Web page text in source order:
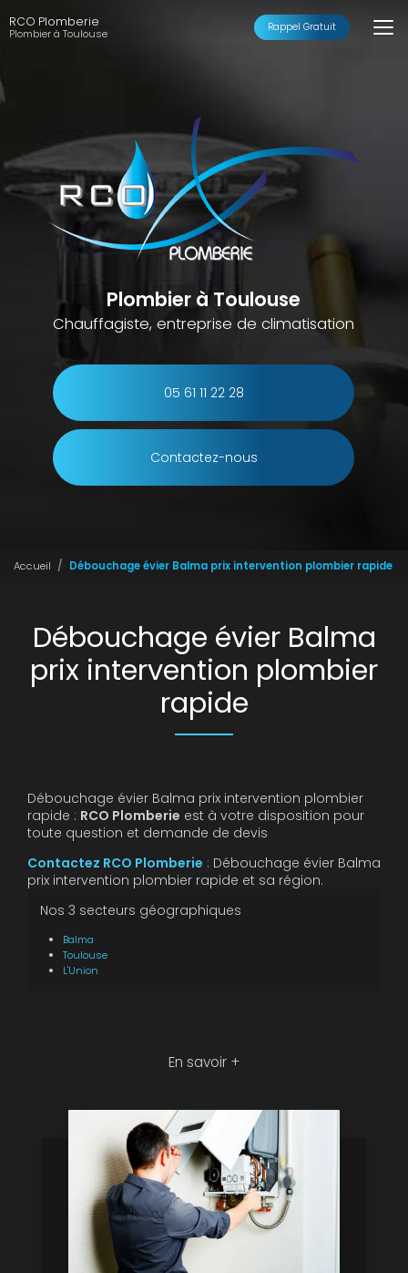
au
contenu
RCO Plomberie
Plombier à Toulouse Rappel Gratuit
Plombier à Toulouse
Chauffagiste, entreprise de climatisation
05 61 11 22 28
Contactez-nous
Accueil Débouchage évier Balma prix intervention plombier rapide
Débouchage évier Balma
prix intervention plombier
rapide
Débouchage évier Balma prix intervention plombier
rapide : RCO Plomberie est à votre disposition pour
toute question et demande de devis
Contactez RCO Plomberie : Débouchage évier Balma
prix intervention plombier rapide et sa région.
Nos 3 secteurs géographiques
Balma
Toulouse
L'Union
En savoir +